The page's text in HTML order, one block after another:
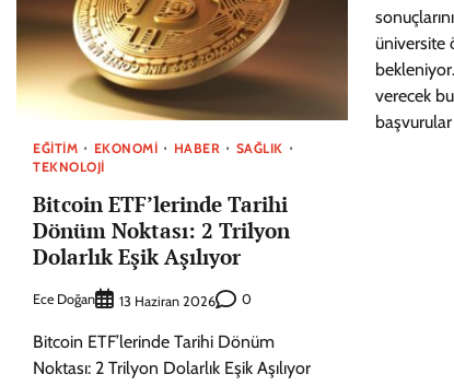
EĞITIM EKONOMI HABER
SAĞLIK
TEKNOLOJI
Bitcoin ETF’lerinde Tarihi
Dönüm Noktası: 2 Trilyon
Dolarlık Eşik Aşılıyor
Ece Doğan 13 Haziran 2026 0
Bitcoin ETF’lerinde Tarihi Dönüm
Noktası: 2 Trilyon Dolarlık Eşik Aşılıyor
üniversite
verecek